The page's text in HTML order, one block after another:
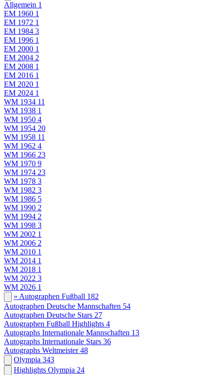
Allgemein 1
EM 1960 1
EM 1972 1
EM 1984 3
EM 1996 1
EM 2000 1
EM 2004 2
EM 2008 1
EM 2016 1
EM 2020 1
EM 2024 1
WM 1934 11
WM 1938 1
WM 1950 4
WM 1954 20
WM 1958 11
WM 1962 4
WM 1966 23
WM 1970 9
WM 1974 23
WM 1978 3
WM 1982 3
WM 1986 5
WM 1990 2
WM 1994 2
WM 1998 3
WM 2002 1
WM 2006 2
WM 2010 1
WM 2014 1
WM 2018 1
WM 2022 3
WM 2026 1
» Autographen Fußball 182
Autographen Deutsche Mannschaften 54
Autographen Deutsche Stars 27
Autographen Fußball Highlights 4
Autographs Internationale Mannschaften 13
Autographs Internationale Stars 36
Autographs Weltmeister 48
Olympia 343
Highlights Olympia 24